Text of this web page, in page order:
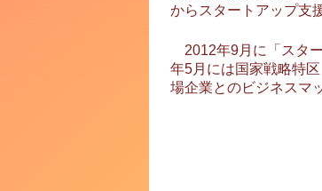
からスタートアップ支
2012年9月に「スタ
年5月には国家戦略特
場企業とのビジネスマ